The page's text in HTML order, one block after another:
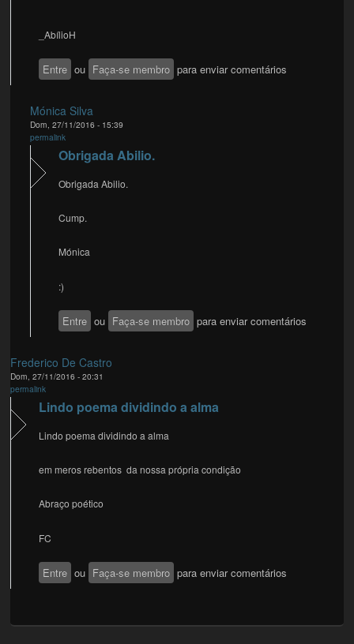
_AbílioH
Entre ou Faça-se membro para enviar comentários
Mónica Silva
Dom, 27/11/2016 - 15:39
permalink
Obrigada Abilio.
Obrigada Abilio.
Cump.
Mónica
:)
Entre ou Faça-se membro para enviar comentários
Frederico De Castro
Dom, 27/11/2016 - 20:31
permalink
Lindo poema dividindo a alma
Lindo poema dividindo a alma
em meros rebentos da nossa própria condição
Abraço poético
FC
Entre ou Faça-se membro para enviar comentários